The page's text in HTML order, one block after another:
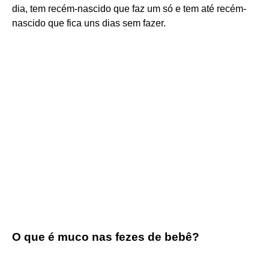
dia, tem recém-nascido que faz um só e tem até recém-
nascido que fica uns dias sem fazer.
O que é muco nas fezes de bebê?